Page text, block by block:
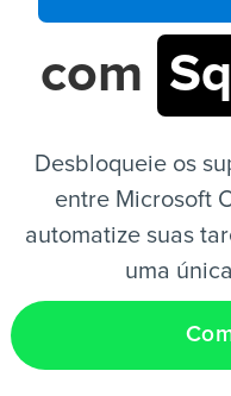
com
Desbloqueie os
entre Microsoft
automatize suas
uma